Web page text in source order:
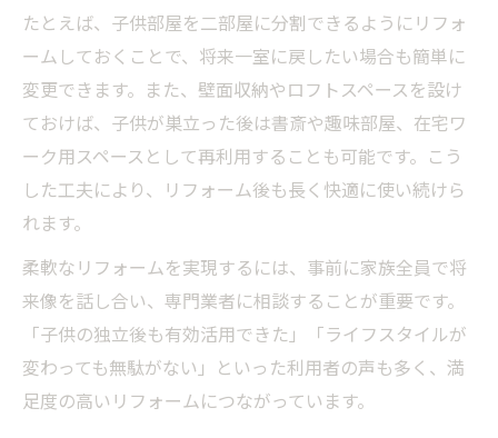
たとえば、子供部屋を二部屋に分割できるようにリフォ
ームしておくことで、将来一室に戻したい場合も簡単に
変更できます。また、壁面収納やロフトスペースを設け
ておけば、子供が巣立った後は書斎や趣味部屋、在宅ワ
ーク用スペースとして再利用することも可能です。こう
した工夫により、リフォーム後も長く快適に使い続けら
れます。
柔軟なリフォームを実現するには、事前に家族全員で将
来像を話し合い、専門業者に相談することが重要です。
「子供の独立後も有効活用できた」「ライフスタイルが
変わっても無駄がない」といった利用者の声も多く、満
足度の高いリフォームにつながっています。